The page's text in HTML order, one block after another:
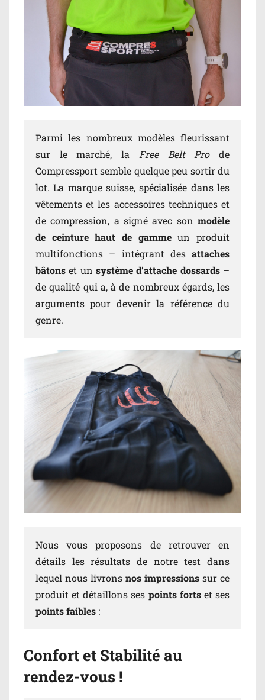
Parmi les nombreux modèles fleurissant
sur le marché, la
Free Belt Prode
Compressport semble quelque peu sortir du
lot. La marque suisse, spécialisée dans les
vêtements et les accessoires techniques et
de compression, a signé avec son modèle
de ceinture haut de gammeun produit
multifonctions – intégrant des attaches
bâtonset un système d’attache dossards –
de qualité qui a, à de nombreux égards, les
arguments pour devenir la référence du
genre.
Nous vous proposons de retrouver en
détails les résultats de notre test dans
lequel nous livrons nos impressions sur ce
produit et détaillons ses points forts et ses
points faibles :
Confort et Stabilité au
rendez-vous !